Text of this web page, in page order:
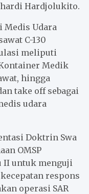
Hardjolukito.
Medis Udara
C-130
meliputi
Medik
hingga
take off sebagai
udara
Doktrin Swa
OMSP
II untuk menguji
respons
operasi SAR